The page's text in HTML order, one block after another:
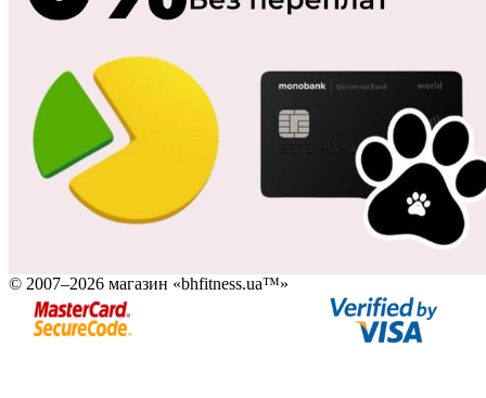
© 2007–2026 магазин «bhfitness.ua™»